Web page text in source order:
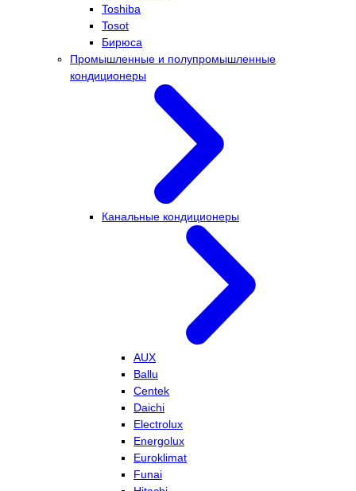
Toshiba
Tosot
Бирюса
Промышленные и полупромышленные
кондиционеры
Канальные кондиционеры
AUX
Ballu
Centek
Daichi
Electrolux
Energolux
Euroklimat
Funai